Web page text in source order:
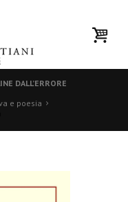
DALL’ERRORE
e poesia